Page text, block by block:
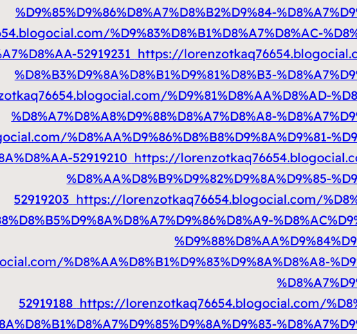
%D9%85%D9%86%D8%A7%D8%B2%D9%84-
%D9%83%D8%B1%D8%A7%D8%AC-
52919231 https://
%D8%B3%D9%8A%D8%B1%D9%81%D8%B3-
%D9%81%D8%AA%D8%AD-
%D8%A7%D8%A8%D9%88%D8%A7%D8%A8-
%D8%AA%D9%86%D8%B8%D9%8A%D9%81-
52919210 https://
%D8%AA%D8%B9%D9%82%D9%8A%D9%85-
52919203 https://lorenzotkaq76654.blogocial.com/
%D8%AA%D8%B1%D9%83%D9%8A%D8%A8-
52919188 https://lorenzotkaq76654.blogocial.com/